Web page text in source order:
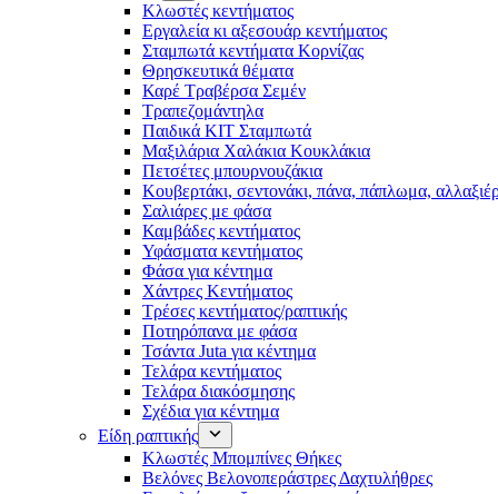
Κλωστές κεντήματος
Eργαλεία κι αξεσουάρ κεντήματος
Σταμπωτά κεντήματα Κορνίζας
Θρησκευτικά θέματα
Καρέ Τραβέρσα Σεμέν
Τραπεζομάντηλα
Παιδικά KIT Σταμπωτά
Μαξιλάρια Χαλάκια Κουκλάκια
Πετσέτες μπουρνουζάκια
Κουβερτάκι, σεντονάκι, πάνα, πάπλωμα,
Σαλιάρες με φάσα
Καμβάδες κεντήματος
Υφάσματα κεντήματος
Φάσα για κέντημα
Χάντρες Κεντήματος
Τρέσες κεντήματος/ραπτικής
Ποτηρόπανα με φάσα
Τσάντα Juta για κέντημα
Τελάρα κεντήματος
Τελάρα διακόσμησης
Σχέδια για κέντημα
Είδη ραπτικής
Κλωστές Μπομπίνες Θήκες
Βελόνες Βελονοπεράστρες Δαχτυλήθρες